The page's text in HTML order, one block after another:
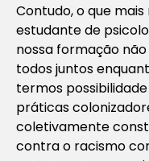
Contudo, o que
estudante de
nossa formação
todos juntos
termos
práticas
coletivamente
contra o racismo